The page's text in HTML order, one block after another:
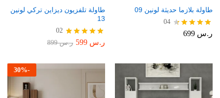
طاولة بلازما حديثة لونين 09
تم التقييم
04
ر.س
طاولة تلفزيون ديزاين تركي لونين
13
تم التقييم
02
ر.س ر.س899
-
30%